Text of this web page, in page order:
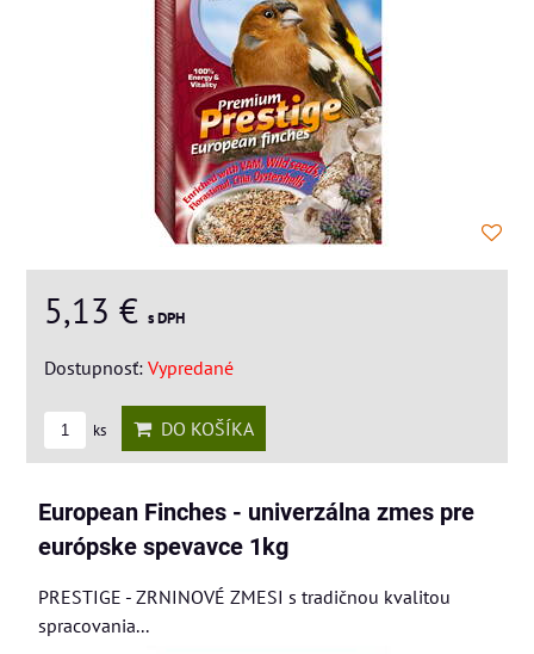
5,13 € s DPH
Dostupnosť: Vypredané
ks DO KOŠÍKA
European Finches - univerzálna zmes pre
európske spevavce 1kg
PRESTIGE - ZRNINOVÉ ZMESI s tradičnou kvalitou
spracovania...